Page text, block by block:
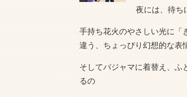
夜には、待ち
手持ち花火のやさしい光に「
違う、ちょっぴり幻想的な表
そしてパジャマに着替え、ふ
るの